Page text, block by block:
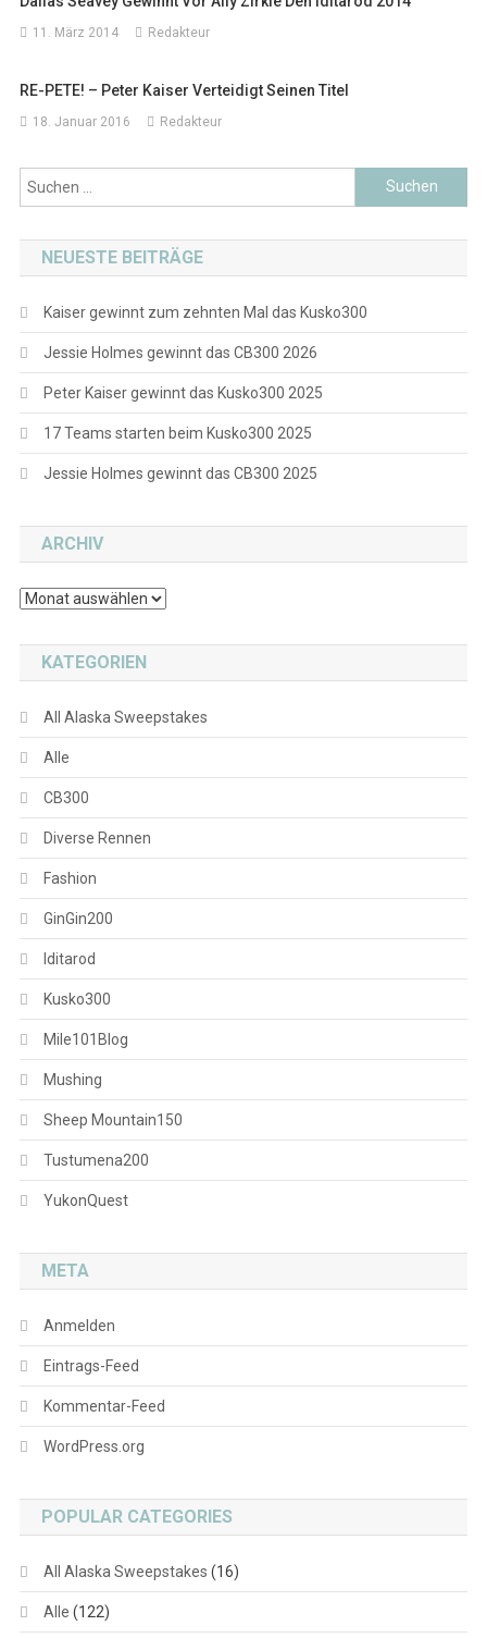
11. März 2014 Redakteur
RE-PETE! – Peter Kaiser Verteidigt Seinen Titel
18. Januar 2016 Redakteur
Suchen
nach:
NEUESTE BEITRÄGE
Kaiser gewinnt zum zehnten Mal das Kusko300
Jessie Holmes gewinnt das CB300 2026
Peter Kaiser gewinnt das Kusko300 2025
17 Teams starten beim Kusko300 2025
Jessie Holmes gewinnt das CB300 2025
ARCHIV
Archiv
KATEGORIEN
All Alaska Sweepstakes
Alle
CB300
Diverse Rennen
Fashion
GinGin200
Iditarod
Kusko300
Mile101Blog
Mushing
Sheep Mountain150
Tustumena200
YukonQuest
META
Anmelden
Eintrags-Feed
Kommentar-Feed
WordPress.org
POPULAR CATEGORIES
All Alaska Sweepstakes (16)
Alle (122)